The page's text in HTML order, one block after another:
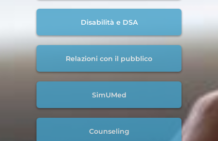
Disabilità e DSA
Relazioni con il pubblico
SimUMed
Counseling